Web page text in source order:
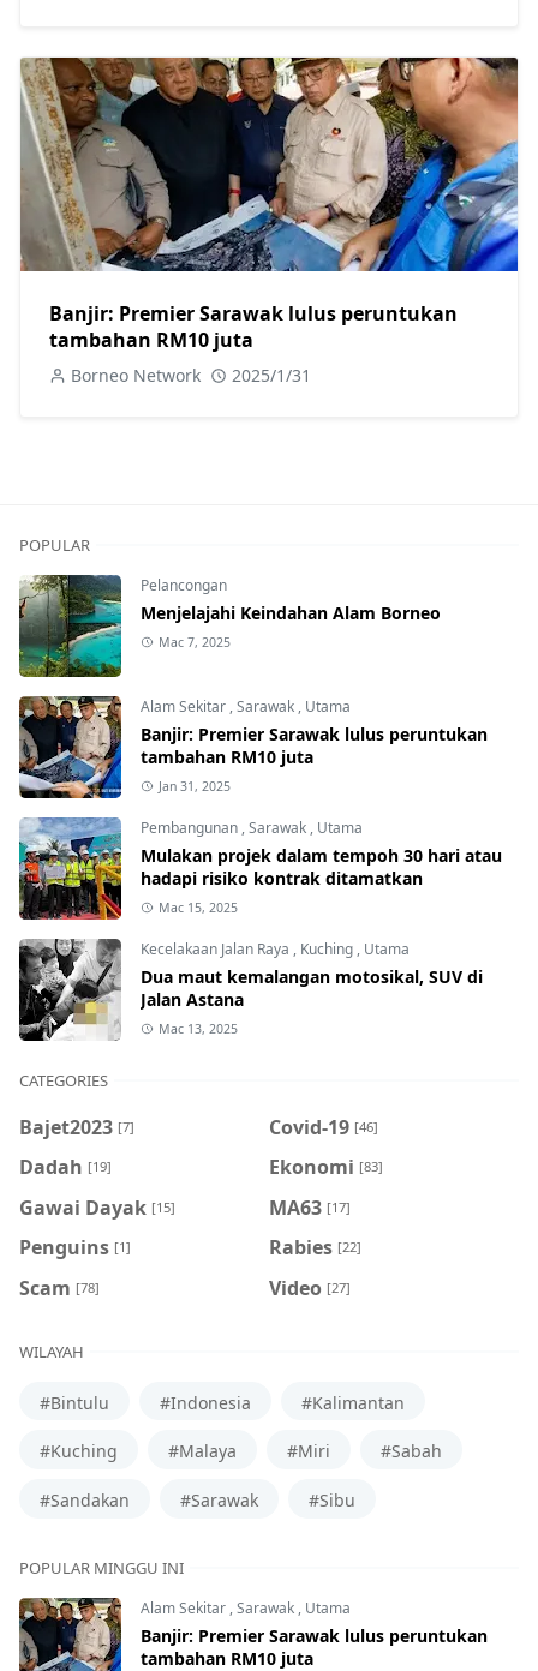
Banjir: Premier Sarawak lulus peruntukan
tambahan RM10 juta
Borneo Network 2025/1/31
POPULAR
Pelancongan
Menjelajahi Keindahan Alam Borneo
Mac 7, 2025
Alam Sekitar ,Sarawak , Utama
Banjir: Premier Sarawak lulus peruntukan
tambahan RM10 juta
Jan 31, 2025
Pembangunan ,Sarawak , Utama
Mulakan projek dalam tempoh 30 hari atau
hadapi risiko kontrak ditamatkan
Mac 15, 2025
Kecelakaan Jalan Raya , Kuching , Utama
Dua maut kemalangan motosikal, SUV di
Jalan Astana
Mac 13, 2025
CATEGORIES
Bajet2023 [7] Covid-19 [46]
Dadah [19] Ekonomi [83]
Gawai Dayak [15] MA63 [17]
Penguins [1] Rabies [22]
Scam [78] Video [27]
WILAYAH
#Bintulu #Indonesia #Kalimantan
#Kuching #Malaya #Miri #Sabah
#Sandakan #Sarawak #Sibu
POPULAR MINGGU INI
Alam Sekitar ,Sarawak , Utama
Banjir: Premier Sarawak lulus peruntukan
tambahan RM10 juta